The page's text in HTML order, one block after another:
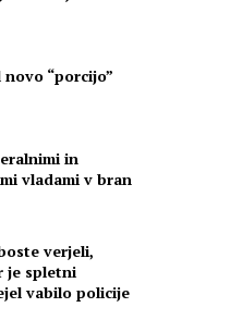
“porcijo”
in
vladami v bran
verjeli,
je spletni
vabilo policije